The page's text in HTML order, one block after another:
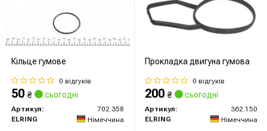
Кільце гумове
0 відгуків
50 ₴ сьогодні
Артикул:
702.358
ELRING
Німеччина
Прокладка двигуна гумова
0 відгуків
200 ₴ сьогодні
Артикул:
362.150
ELRING
Німеччина